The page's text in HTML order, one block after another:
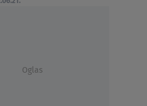
Oglas